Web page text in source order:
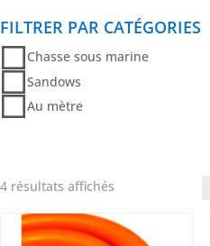
FILTRER PAR CATÉGORIES
Chasse sous marine
Sandows
Au mètre
4 résultats affichés
popularité